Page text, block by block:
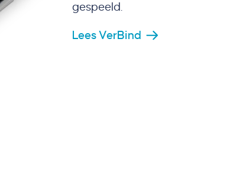
gespeeld.
Lees VerBind